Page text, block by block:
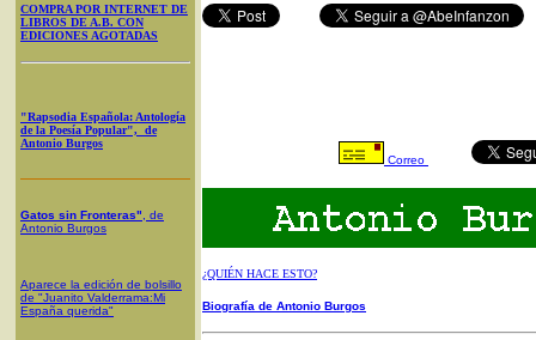
COMPRA POR INTERNET DE
LIBROS DE A.B. CON
EDICIONES AGOTADAS
"Rapsodia Española: Antología
de la Poesía Popular", de
Antonio Burgos
Gatos sin Fronteras" , de
Antonio Burgos
Aparece la edición de bolsillo
de "Juanito Valderrama:Mi
España querida"
Correo
¿QUIÉN HACE ESTO?
Biografía de Antonio Burgos